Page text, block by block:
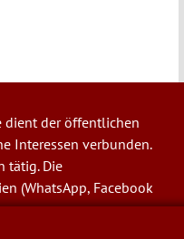
dient der öffentlichen
Interessen verbunden.
tätig. Die
(WhatsApp, Facebook